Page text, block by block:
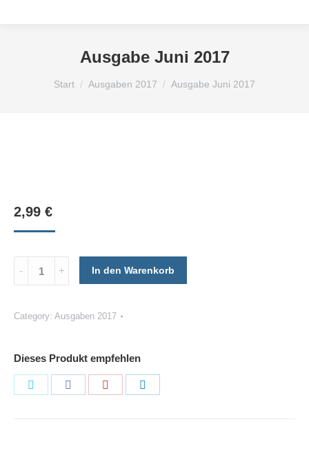
Ausgabe Juni 2017
Sie befinden sich hier:
Start Ausgaben 2017 Ausgabe Juni 2017
2,99 €
Ausgabe
Juni
quantity
In den Warenkorb
Category: Ausgaben 2017
Dieses Produkt empfehlen